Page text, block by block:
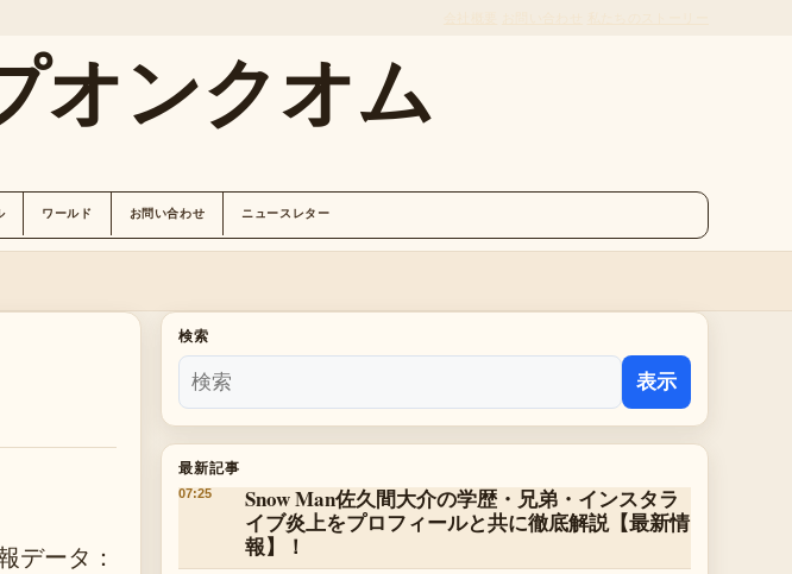
オンクオム
ワールド お問い合わせ ニュースレター
データ：
検索
表示
最新記事
07:25
Snow Man佐久間大介の学歴・兄弟・インスタラ
イブ炎上をプロフィールと共に徹底解説【最新情
報】！